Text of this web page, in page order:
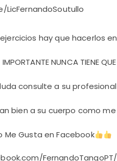
hay que hacerlos
NUNCA TIENE QUE
consulte a su
bien a su cuerpo como
Me Gusta en Facebook
FernandoTangoPT/